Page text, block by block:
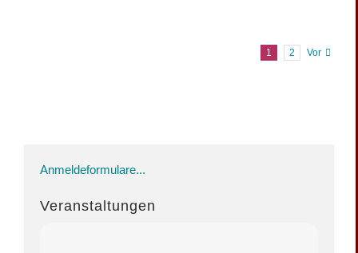
1 2 Vor
Anmeldeformulare...
Veranstaltungen